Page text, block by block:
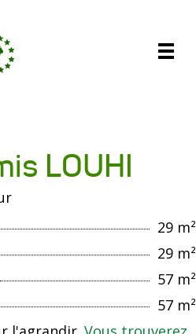
LOUHI
29 m²
29 m²
57 m²
57 m²